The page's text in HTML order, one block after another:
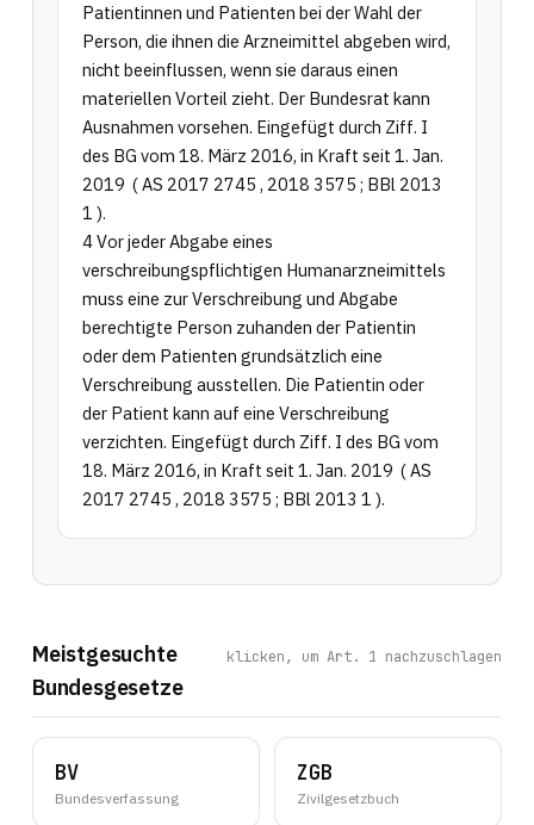
Patientinnen und Patienten bei der Wahl der
Person, die ihnen die Arzneimittel abgeben wird,
nicht beeinflussen, wenn sie daraus einen
materiellen Vorteil zieht. Der Bundesrat kann
Ausnahmen vorsehen. Eingefügt durch Ziff. I
des BG vom 18. März 2016, in Kraft seit 1. Jan.
2019  ( AS 2017 2745 , 2018 3575 ; BBl 2013
1 ).
4 Vor jeder Abgabe eines
verschreibungspflichtigen Humanarzneimittels
muss eine zur Verschreibung und Abgabe
berechtigte Person zuhanden der Patientin
oder dem Patienten grundsätzlich eine
Verschreibung ausstellen. Die Patientin oder
der Patient kann auf eine Verschreibung
verzichten. Eingefügt durch Ziff. I des BG vom
18. März 2016, in Kraft seit 1. Jan. 2019  ( AS
2017 2745 , 2018 3575 ; BBl 2013 1 ).
Meistgesuchte
Bundesgesetze
klicken, um Art. 1 nachzuschlagen
BV
Bundesverfassung
ZGB
Zivilgesetzbuch